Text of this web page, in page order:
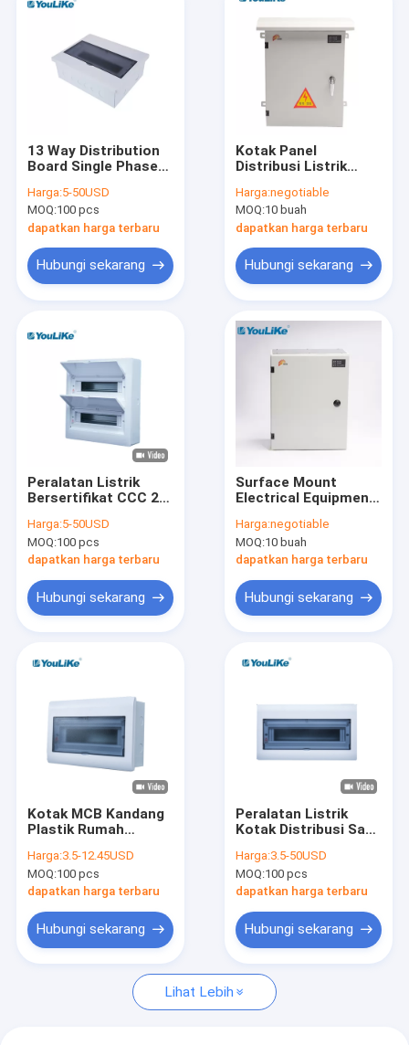
Tentang kami
Tur Pabrik
Berita
kasus
Kotak Distribusi MCB
13 Way Distribution
Board Single Phase
Plastik Kotak
Distribusi Mcb
Harga:5-50USD
MOQ:100 pcs
dapatkan harga terbaru
Hubungi sekarang
Kotak Panel
Distribusi Listrik
Stainless Steel
Kandang Listrik IP43
Harga:negotiable
MOQ:10 buah
dapatkan harga terbaru
Hubungi sekarang
Peralatan Listrik
Bersertifikat CCC 28
Switch Box Move
Ascend And Descend
Harga:5-50USD
MOQ:100 pcs
dapatkan harga terbaru
Hubungi sekarang
Surface Mount
Electrical Equipment
MCB Electrical Power
Distribution Box
Harga:negotiable
MOQ:10 buah
dapatkan harga terbaru
Hubungi sekarang
Kotak MCB Kandang
Plastik Rumah
Listrik Kotak
Distribusi Daya
Harga:3.5-12.45USD
MOQ:100 pcs
dapatkan harga terbaru
Hubungi sekarang
Peralatan Listrik
Kotak Distribusi Satu
Listrik 16 Arah
Harga:3.5-50USD
MOQ:100 pcs
dapatkan harga terbaru
Hubungi sekarang
Lihat Lebih